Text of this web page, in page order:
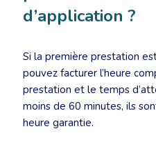
d’application ?
Si la première prestation
pouvez facturer l’heure
prestation et le temps
moins de 60 minutes, ils
heure garantie.